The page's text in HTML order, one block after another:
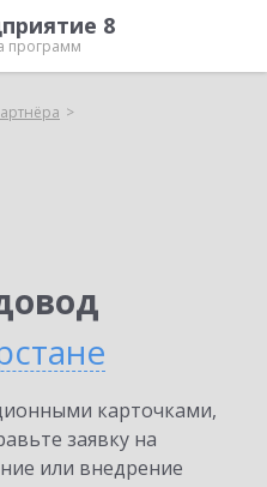
8
программ
карточками,
заявку на
или внедрение